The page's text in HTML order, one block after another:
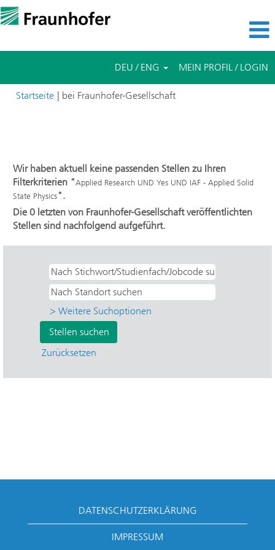
DEU / ENG MEIN PROFIL / LOGIN
Startseite | bei Fraunhofer-Gesellschaft(aktuelle
Wir haben aktuell keine passenden Stellen zu Ihren
Filterkriterien "Applied Research UND Yes UND IAF - Applied Solid
State Physics".
Die 0 letzten von Fraunhofer-Gesellschaft veröffentlichten
Stellen sind nachfolgend aufgeführt.
> Weitere Suchoptionen
Zurücksetzen
DATENSCHUTZERKLÄRUNG
IMPRESSUM